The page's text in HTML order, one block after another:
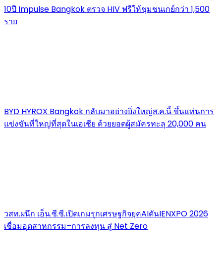
10ปี Impulse Bangkok ตรวจ HIV ฟรีให้ชุมชนเกย์กว่า 1,500
ราย
BYD HYROX Bangkok กลับมาอย่างยิ่งใหญ่ส.ค.นี้ ขึ้นแท่นการ
แข่งขันที่ใหญ่ที่สุดในเอเชีย ด้วยยอดผู้สมัครทะลุ 20,000 คน
วสท.ผนึก เอ็น.ซี.ซี.เปิดเกมรุกเศรษฐกิจยุคAIดันIENXPO 2026
เชื่อมอุตสาหกรรม–การลงทุน สู่ Net Zero